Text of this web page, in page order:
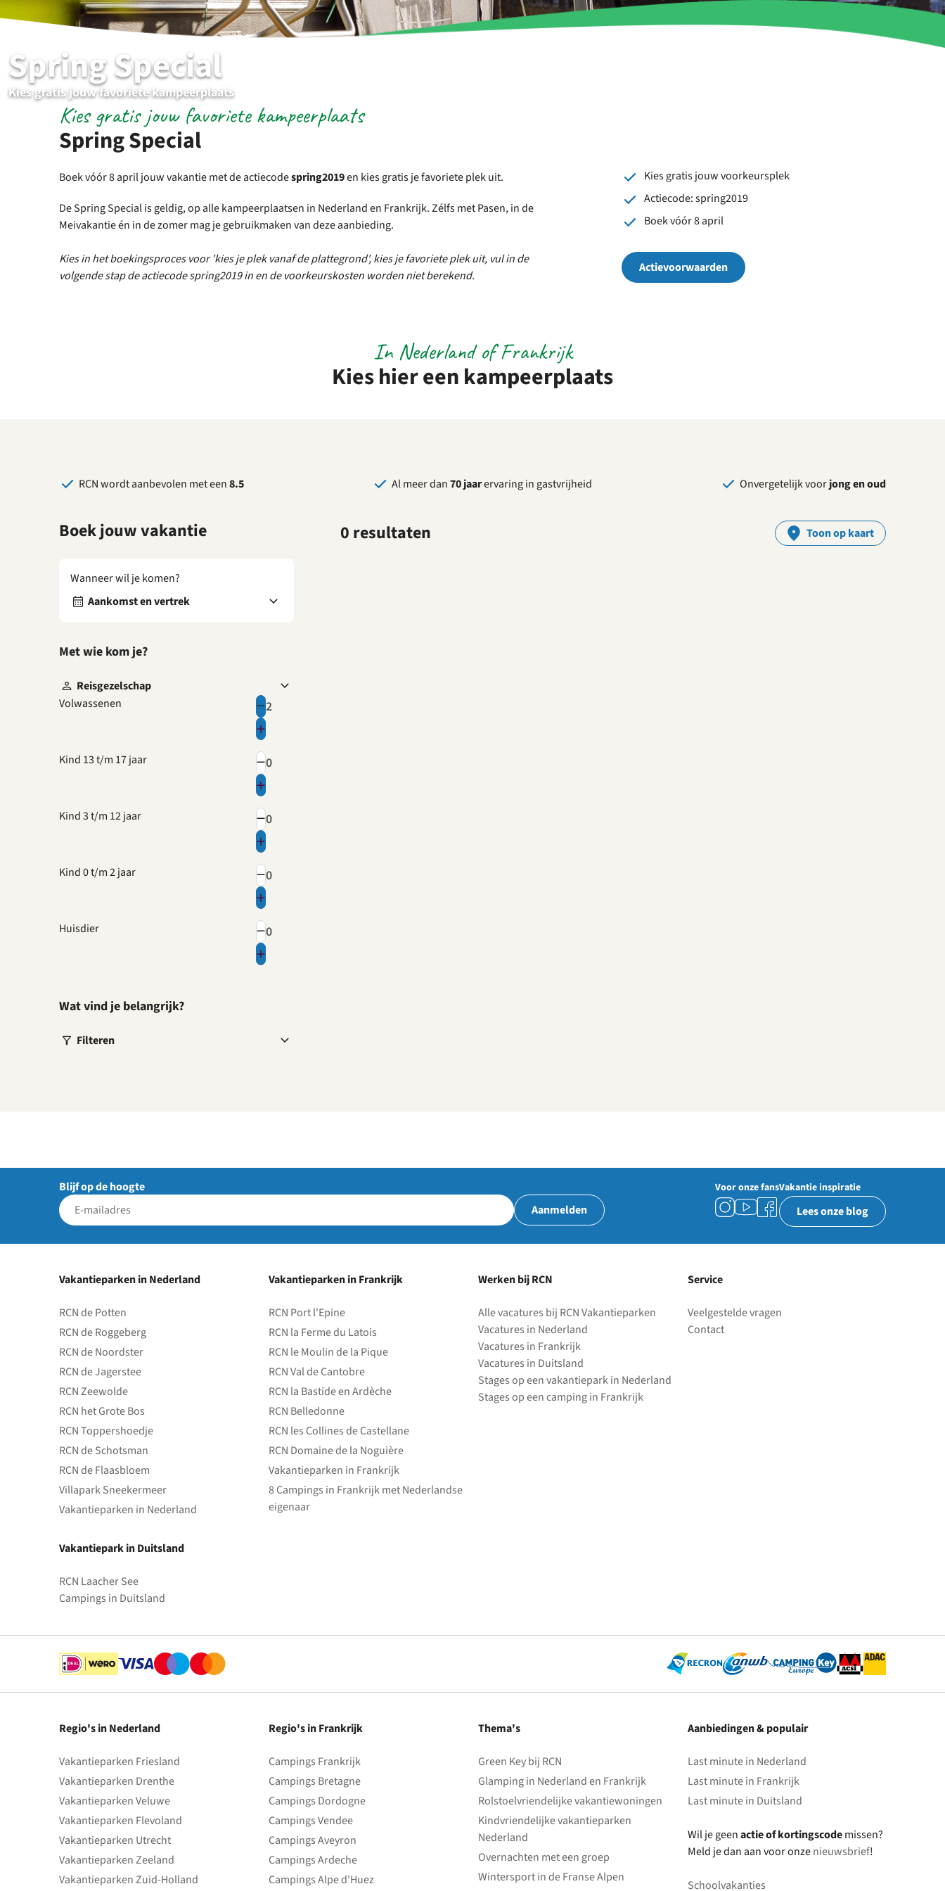
Spring Special
Kies gratis jouw favoriete kampeerplaats
Spring Special
Kies gratis jouw favoriete kampeerplaats
Boek vóór 8 april jouw vakantie met de actiecodespring2019en kies gratis je favoriete plek uit.
De Spring Special is geldig, op alle kampeerplaatsen in Nederland en Frankrijk. Zélfs met Pasen, in de
Meivakantie én in de zomer mag je gebruikmaken van deze aanbieding.
Kies in het boekingsproces voor 'kies je plek vanaf de plattegrond', kies je favoriete plek uit, vul in de
volgende stap de actiecode spring2019 in en de voorkeurskosten worden niet berekend.
Kies gratis jouw voorkeursplek
Actiecode: spring2019
Boek vóór 8 april
Actievoorwaarden
Kies hier een kampeerplaats
In Nederland of Frankrijk
RCN wordt aanbevolen met een8.5 Al meer dan70 jaarervaring in gastvrijheid Onvergetelijk voorjong en oud
Boek jouw vakantie
Wanneer wil je komen?
Aankomst en vertrek
Met wie kom je?
Reisgezelschap
Volwassenen
Kind 13 t/m 17 jaar
Kind 3 t/m 12 jaar
Kind 0 t/m 2 jaar
Huisdier
Wat vind je belangrijk?
Filteren
0 resultaten Toon op kaart
Blijf op de hoogte
Aanmelden
Voor onze fansVakantie inspiratie
Lees onze blog
Vakantieparken in Nederland
RCN de Potten
RCN de Roggeberg
RCN de Noordster
RCN de Jagerstee
RCN Zeewolde
RCN het Grote Bos
RCN Toppershoedje
RCN de Schotsman
RCN de Flaasbloem
Villapark Sneekermeer
Vakantieparken in Nederland
Vakantiepark in Duitsland
RCN Laacher See
Campings in Duitsland
Vakantieparken in Frankrijk
RCN Port l'Epine
RCN la Ferme du Latois
RCN le Moulin de la Pique
RCN Val de Cantobre
RCN la Bastide en Ardèche
RCN Belledonne
RCN les Collines de Castellane
RCN Domaine de la Noguière
Vakantieparken in Frankrijk
8 Campings in Frankrijk met Nederlandse
eigenaar
Werken bij RCN
Alle vacatures bij RCN Vakantieparken
Vacatures in Nederland
Vacatures in Frankrijk
Vacatures in Duitsland
Stages op een vakantiepark in Nederland
Stages op een camping in Frankrijk
Service
Veelgestelde vragen
Contact
Regio's in Nederland
Vakantieparken Friesland
Vakantieparken Drenthe
Vakantieparken Veluwe
Vakantieparken Flevoland
Vakantieparken Utrecht
Vakantieparken Zeeland
Vakantieparken Zuid-Holland
Regio's in Frankrijk
Campings Frankrijk
Campings Bretagne
Campings Dordogne
Campings Vendee
Campings Aveyron
Campings Ardeche
Campings Alpe d'Huez
Thema's
Green Key bij RCN
Glamping in Nederland en Frankrijk
Rolstoelvriendelijke vakantiewoningen
Kindvriendelijke vakantieparken
Nederland
Overnachten met een groep
Wintersport in de Franse Alpen
Aanbiedingen & populair
Last minute in Nederland
Last minute in Frankrijk
Last minute in Duitsland
Wil je geenactie of kortingscodemissen?
Meld je dan aan voor onzenieuwsbrief!
Schoolvakanties